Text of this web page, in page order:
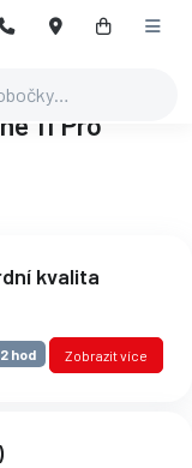
11 Pro
kvalita
hod Zobrazit více